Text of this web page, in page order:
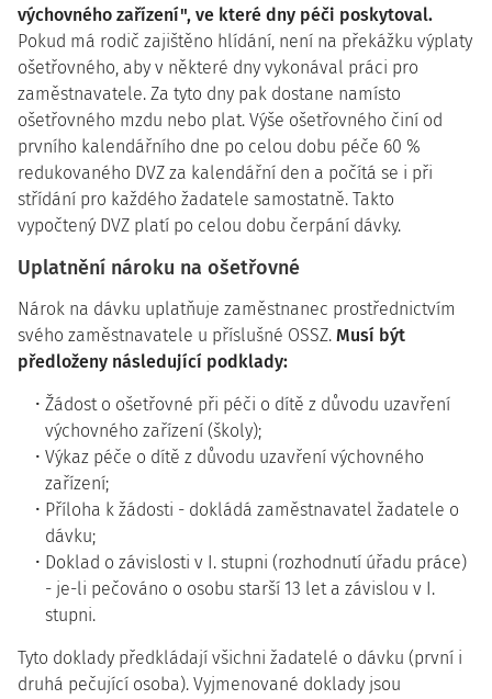
výchovného zařízení", ve které dny péči poskytoval.
Pokud má rodič zajištěno hlídání, není na překážku výplaty
ošetřovného, aby v některé dny vykonával práci pro
zaměstnavatele. Za tyto dny pak dostane namísto
ošetřovného mzdu nebo plat. Výše ošetřovného činí od
prvního kalendářního dne po celou dobu péče 60 %
redukovaného DVZ za kalendářní den a počítá se i při
střídání pro každého žadatele samostatně. Takto
vypočtený DVZ platí po celou dobu čerpání dávky.
Uplatnění nároku na ošetřovné
Nárok na dávku uplatňuje zaměstnanec prostřednictvím
svého zaměstnavatele u příslušné OSSZ. Musí být
předloženy následující podklady:
Žádost o ošetřovné při péči o dítě z důvodu uzavření
výchovného zařízení (školy);
Výkaz péče o dítě z důvodu uzavření výchovného
zařízení;
Příloha k žádosti - dokládá zaměstnavatel žadatele o
dávku;
Doklad o závislosti v I. stupni (rozhodnutí úřadu práce)
- je-li pečováno o osobu starší 13 let a závislou v I.
stupni.
Tyto doklady předkládají všichni žadatelé o dávku (první i
druhá pečující osoba). Vyjmenované doklady jsou